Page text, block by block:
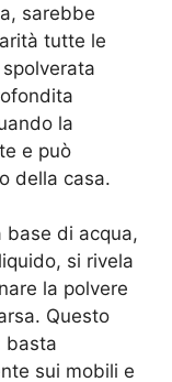
sarebbe
tutte le
la
e può
della casa.
base di acqua,
si rivela
la polvere
Questo
basta
sui mobili e